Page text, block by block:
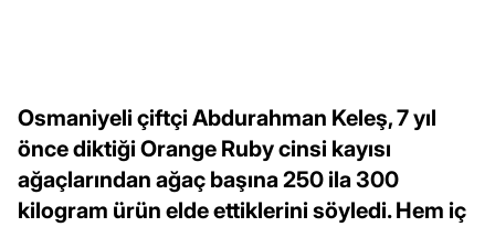
Osmaniyeli çiftçi Abdurahman Keleş, 7 yıl
önce diktiği Orange Ruby cinsi kayısı
ağaçlarından ağaç başına 250 ila 300
kilogram ürün elde ettiklerini söyledi. Hem iç